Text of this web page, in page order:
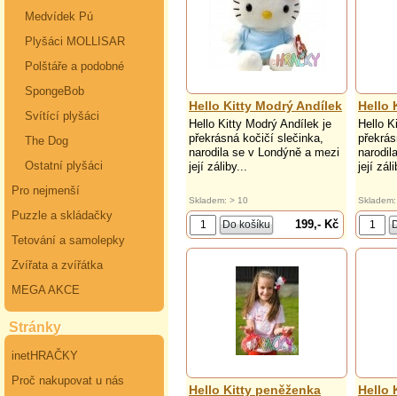
Medvídek Pú
Plyšáci MOLLISAR
Polštáře a podobné
SpongeBob
Svítící plyšáci
The Dog
Ostatní plyšáci
Pro nejmenší
Puzzle a skládačky
Tetování a samolepky
Zvířata a zvířátka
MEGA AKCE
Stránky
inetHRAČKY
Proč nakupovat u nás
Hello Kitty Modrý Andílek
Hello Kitty Modrý Andílek je
překrásná kočičí slečinka,
narodila se v Londýně a mezi
její záliby...
Skladem: > 10
199,- Kč
Hello
Hello
její
Hello Kitty peněženka Hello